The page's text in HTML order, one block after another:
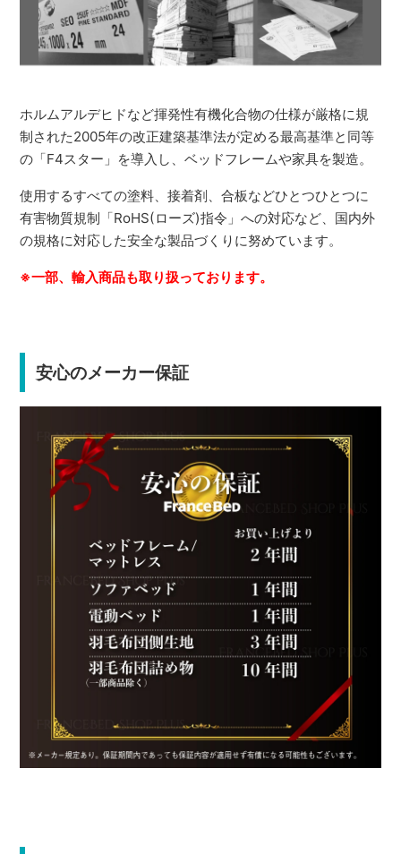
ホルムアルデヒドなど揮発性有機化合物の仕様が厳格に規
制された2005年の改正建築基準法が定める最高基準と同等
の「F4スター」を導入し、ベッドフレームや家具を製造。
使用するすべての塗料、接着剤、合板などひとつひとつに
有害物質規制「RoHS(ローズ)指令」への対応など、国内外
の規格に対応した安全な製品づくりに努めています。
※一部、輸入商品も取り扱っております。
安心のメーカー保証